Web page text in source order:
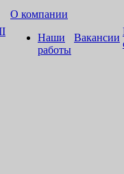
О компании
Наши
работы
Вакансии